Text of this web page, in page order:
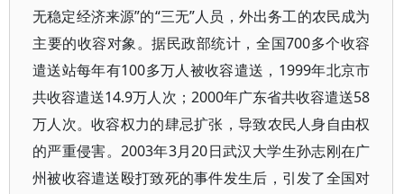
无稳定经济来源”的“三无”人员，外出务工的农民成为
主要的收容对象。据民政部统计，全国700多个收容
遣送站每年有100多万人被收容遣送，1999年北京市
共收容遣送14.9万人次；2000年广东省共收容遣送58
万人次。收容权力的肆忌扩张，导致农民人身自由权
的严重侵害。2003年3月20日武汉大学生孙志刚在广
州被收容遣送殴打致死的事件发生后，引发了全国对